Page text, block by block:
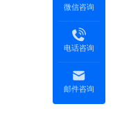
微信咨询
电话咨询
邮件咨询